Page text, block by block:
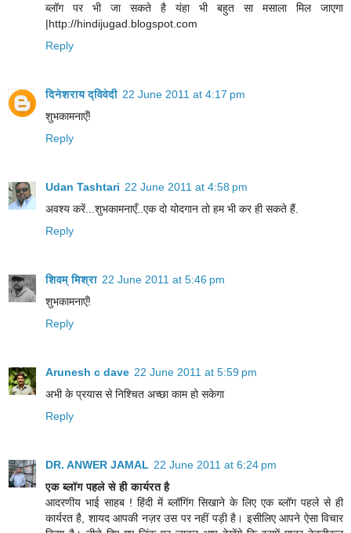
ब्लॉग पर भी जा सकते है यंहा भी बहुत सा मसाला मिल जाएगा
|http://hindijugad.blogspot.com
Reply
दिनेशराय द्विवेदी 22 June 2011 at 4:17 pm
शुभकामनाएँ!
Reply
Udan Tashtari 22 June 2011 at 4:58 pm
अवश्य करें...शुभकामनाएँ..एक दो योदगान तो हम भी कर ही सकते हैं.
Reply
शिवम् मिश्रा 22 June 2011 at 5:46 pm
शुभकामनाएँ!
Reply
Arunesh c dave 22 June 2011 at 5:59 pm
अभी के प्रयास से निश्चित अच्छा काम हो सकेगा
Reply
DR. ANWER JAMAL 22 June 2011 at 6:24 pm
एक ब्लॉग पहले से ही कार्यरत है
आदरणीय भाई साहब ! हिंदी में ब्लॉगिंग सिखाने के लिए एक ब्लॉग पहले से ही
कार्यरत है, शायद आपकी नज़र उस पर नहीं पड़ी है। इसीलिए आपने ऐसा विचार